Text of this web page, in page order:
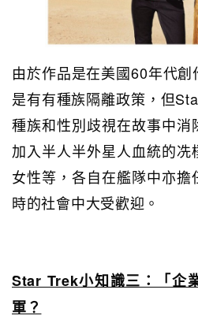
由於作品是在美國60年代
是有有種族隔離政策，但
種族和性別歧視在故事中消
加入半人半外星人血統的
女性等，各自在艦隊中亦
時的社會中大受歡迎。
Star Trek小知識三：「企
軍？